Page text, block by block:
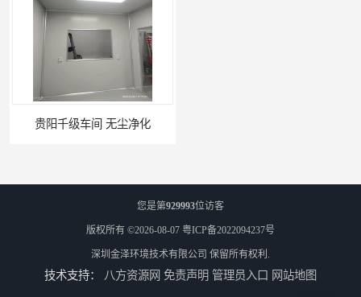
贵阳千级车间 无尘净化
您是第929993位访客
版权所有 ©2026-08-07 粤ICP备2022094237号
深圳金泽环境技术有限公司 保留所有权利.
技术支持： 八方资源网 免责声明 管理员入口 网站地图